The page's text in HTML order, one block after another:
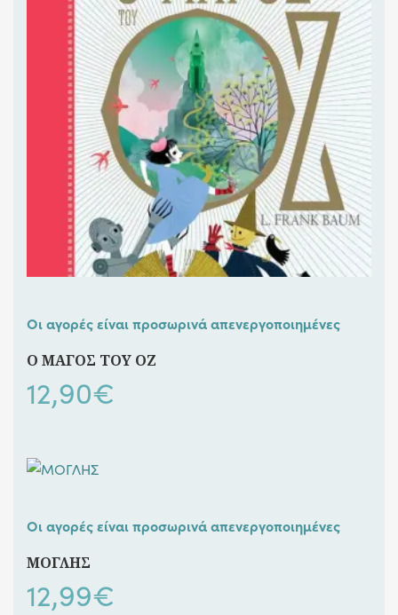
Οι αγορές είναι προσωρινά απενεργοποιημένες
Ο ΜΑΓΟΣ ΤΟΥ ΟΖ
12,90€
Οι αγορές είναι προσωρινά απενεργοποιημένες
ΜΟΓΛΗΣ
12,99€